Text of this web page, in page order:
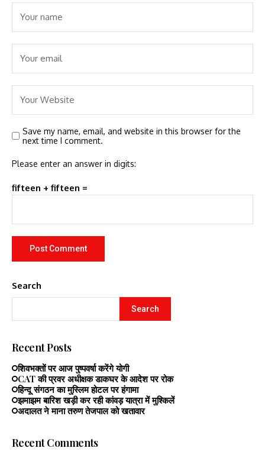
Save my name, email, and website in this browser for the
next time I comment.
Please enter an answer in digits:
fifteen + fifteen =
Search
Search
Recent Posts
शिवभक्तों पर आज पुष्पवर्षा करेंगे योगी
CAT की प्रवर अधीक्षक डाकघर के आदेश पर रोक
हिन्दू संगठन का मुस्लिम होटल पर हंगामा
झमाझम बारिश खड़ी कर रही कांवड़ यात्रा में मुश्किलें
अदालत ने माना तरुण तेजपाल को खतावार
Recent Comments